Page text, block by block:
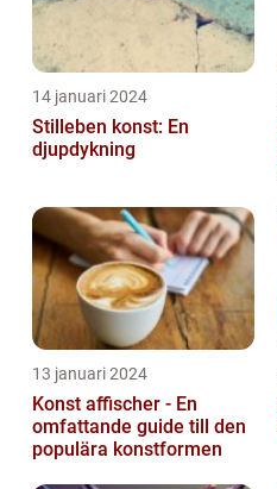
14 januari 2024
Stilleben konst: En
djupdykning
13 januari 2024
Konst affischer - En
omfattande guide till den
populära konstformen